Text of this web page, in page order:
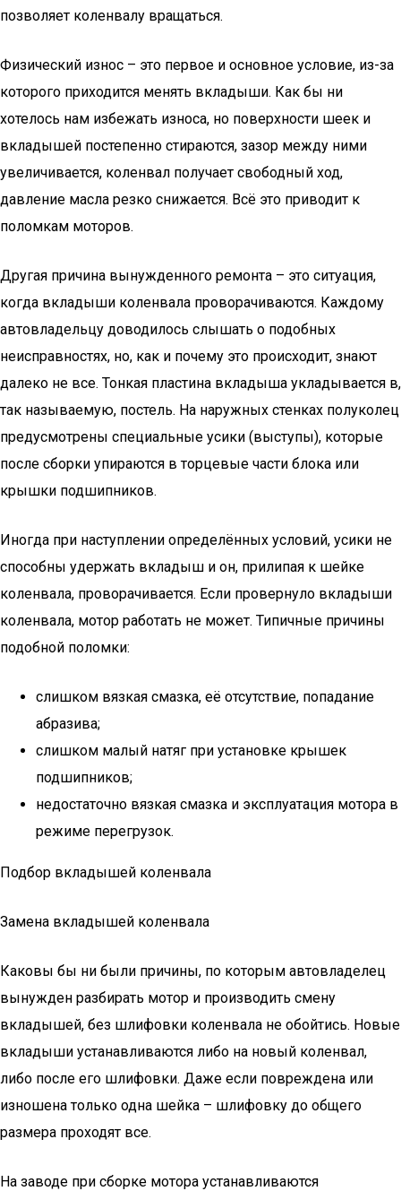
позволяет коленвалу вращаться.
Физический износ – это первое и основное условие, из-за
которого приходится менять вкладыши. Как бы ни
хотелось нам избежать износа, но поверхности шеек и
вкладышей постепенно стираются, зазор между ними
увеличивается, коленвал получает свободный ход,
давление масла резко снижается. Всё это приводит к
поломкам моторов.
Другая причина вынужденного ремонта – это ситуация,
когда вкладыши коленвала проворачиваются. Каждому
автовладельцу доводилось слышать о подобных
неисправностях, но, как и почему это происходит, знают
далеко не все. Тонкая пластина вкладыша укладывается в,
так называемую, постель. На наружных стенках полуколец
предусмотрены специальные усики (выступы), которые
после сборки упираются в торцевые части блока или
крышки подшипников.
Иногда при наступлении определённых условий, усики не
способны удержать вкладыш и он, прилипая к шейке
коленвала, проворачивается. Если провернуло вкладыши
коленвала, мотор работать не может. Типичные причины
подобной поломки:
слишком вязкая смазка, её отсутствие, попадание
абразива;
слишком малый натяг при установке крышек
подшипников;
недостаточно вязкая смазка и эксплуатация мотора в
режиме перегрузок.
Подбор вкладышей коленвала
Замена вкладышей коленвала
Каковы бы ни были причины, по которым автовладелец
вынужден разбирать мотор и производить смену
вкладышей, без шлифовки коленвала не обойтись. Новые
вкладыши устанавливаются либо на новый коленвал,
либо после его шлифовки. Даже если повреждена или
изношена только одна шейка – шлифовку до общего
размера проходят все.
На заводе при сборке мотора устанавливаются